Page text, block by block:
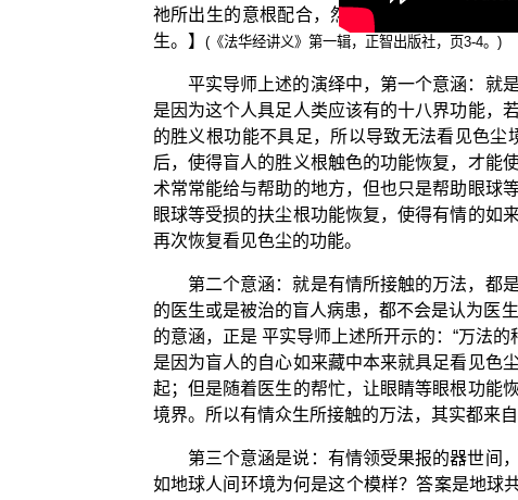
祂所出生的意根配合，然后与共业有情共同
生。】 (《法华经讲义》第一辑，正智出版社，页3-4。)
平实导师上述的演绎中，第一个意涵：就
是因为这个人具足人类应该有的十八界功能，
的胜义根功能不具足，所以导致无法看见色
后，使得盲人的胜义根触色的功能恢复，才能
术常常能给与帮助的地方，但也只是帮助眼球
眼球等受损的扶尘根功能恢复，使得有情的如
再次恢复看见色尘的功能。
第二个意涵：就是有情所接触的万法，都
的医生或是被治的盲人病患，都不会是认为医
的意涵，正是 平实导师上述所开示的：“万法
是因为盲人的自心如来藏中本来就具足看见色
起；但是随着医生的帮忙，让眼睛等眼根功能
境界。所以有情众生所接触的万法，其实都来
第三个意涵是说：有情领受果报的器世间
如地球人间环境为何是这个模样？答案是地球